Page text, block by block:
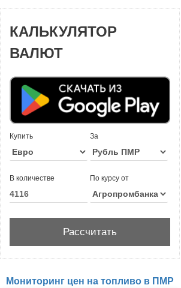
КАЛЬКУЛЯТОР
ВАЛЮТ
Купить За
В количестве По курсу от
Мониторинг цен на топливо в ПМР